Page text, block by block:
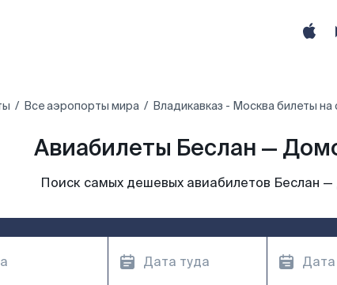
Все аэропорты мира Владикавказ - Москва билеты на
Авиабилеты Беслан —
Поиск самых дешевых авиабилетов Беслан